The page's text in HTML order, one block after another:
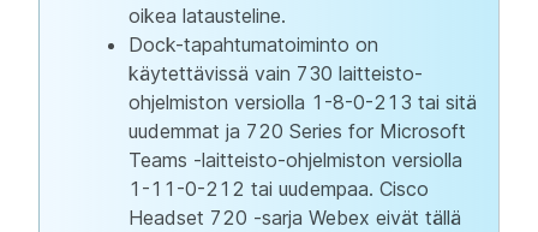
oikea latausteline.
Dock-tapahtumatoiminto on
käytettävissä vain 730 laitteisto-
ohjelmiston versiolla 1-8-0-213 tai sitä
uudemmat ja 720 Series for Microsoft
Teams -laitteisto-ohjelmiston versiolla
1-11-0-212 tai uudempaa. Cisco
Headset 720 -sarja Webex eivät tällä